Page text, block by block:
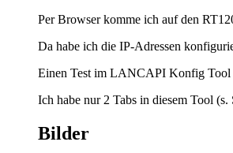
Per Browser komme ich auf den
Da habe ich die IP-Adressen
Einen Test im LANCAPI Konfig Tool
Ich habe nur 2 Tabs in diesem Tool (s.
Bilder